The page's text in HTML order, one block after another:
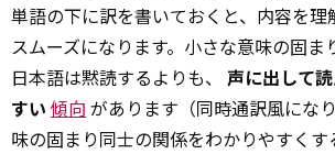
単語の下に訳を書いておくと、内容を理
スムーズになります。小さな意味の固ま
日本語は黙読するよりも、 声に出して
すい 傾向 があります（同時通訳風にな
味の固まり同士の関係をわかりやすくす